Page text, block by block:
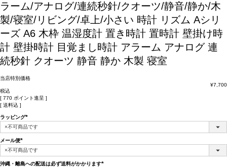
ラーム/アナログ/連続秒針/クオーツ/静音/静か/木
製/寝室/リビング/卓上/小さい 時計 リズム Aシリ
ーズ A6 木枠 温湿度計 置き時計 置時計 壁掛け時
計 壁掛時計 目覚まし時計 アラーム アナログ 連
続秒針 クオーツ 静音 静か 木製 寝室
当店特別価格
¥7,700
税込
[ 770 ポイント進呈 ]
送料込
ラッピング
(必
メール便
(必
須)
沖縄・離島への配送は必ず送料がかかります